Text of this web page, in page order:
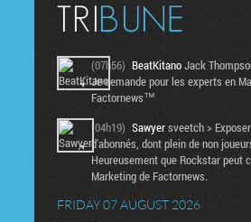
(07h56) BeatKitanoJack
Je demande pour les experts en
Factornews™
(04h19) Sawyersveetch >
d'abonnés, dont plein de non
Heureusement que Rockstar peut
Marketing de Factornews.
FRIDAY 07 AUGUST 2026